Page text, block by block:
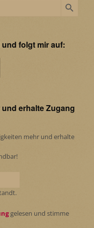
folgt mir auf:
erhalte Zugang
mehr und erhalte
gelesen und stimme